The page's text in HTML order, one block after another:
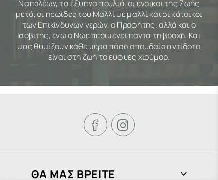
Ναπολέων, τα έξυπνα πουλιά, οι ένοικοι της Zωής
μετά, οι ηρωίδες του Μαλλί με μαλλί και οι κάτοικοι
των Επικίνδυνων νερών, ο Προφήτης, αλλά και ο
Ισοβίτης, ενώ ο Νώε περιμένει πάντα τη βροχή. Και
μας θυμίζουν κάθε μέρα πόσο σπουδαίο αντίδοτο
είναι στη ζωή το ευφυές χιούμορ.
 
ΘΑ ΜΑΣ ΒΡΕΙΤΕ